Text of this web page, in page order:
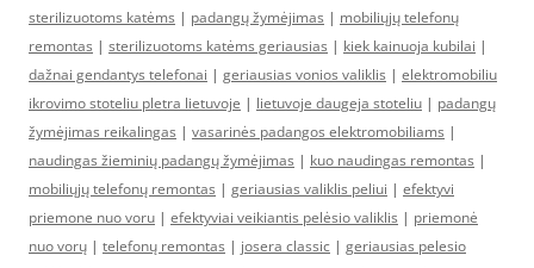
sterilizuotoms katėms | padangų žymėjimas | mobiliųjų telefonų
remontas | sterilizuotoms katėms geriausias | kiek kainuoja kubilai |
dažnai gendantys telefonai | geriausias vonios valiklis | elektromobiliu
ikrovimo stoteliu pletra lietuvoje | lietuvoje daugeja stoteliu | padangų
žymėjimas reikalingas | vasarinės padangos elektromobiliams |
naudingas žieminių padangų žymėjimas | kuo naudingas remontas |
mobiliųjų telefonų remontas | geriausias valiklis peliui | efektyvi
priemone nuo voru | efektyviai veikiantis pelėsio valiklis | priemonė
nuo vorų | telefonų remontas | josera classic | geriausias pelesio